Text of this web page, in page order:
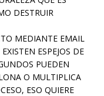
DESTRUIR
MEDIANTE EMAIL
ESPEJOS DE
PUEDEN
O MULTIPLICA
ESO QUIERE